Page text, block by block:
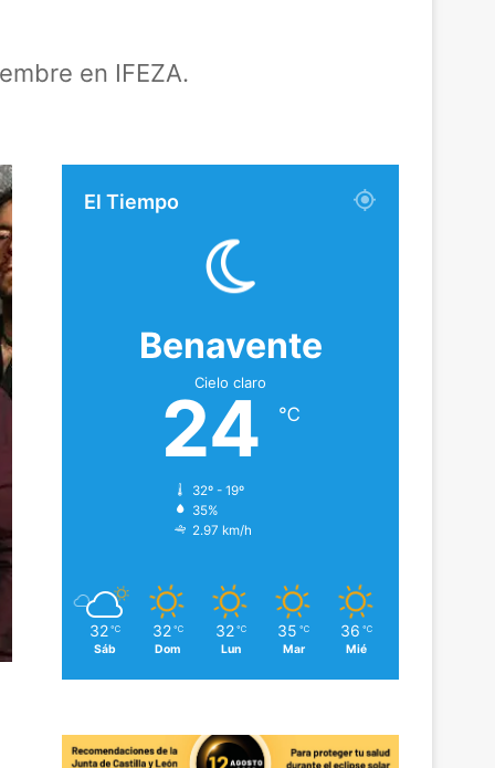
en IFEZA.
El Tiempo
Benavente
Cielo claro
24 ℃
32º - 19º
35%
2.97 km/h
32 ℃
Sáb
32 ℃
Dom
32 ℃
Lun
35 ℃
Mar
36 ℃
Mié